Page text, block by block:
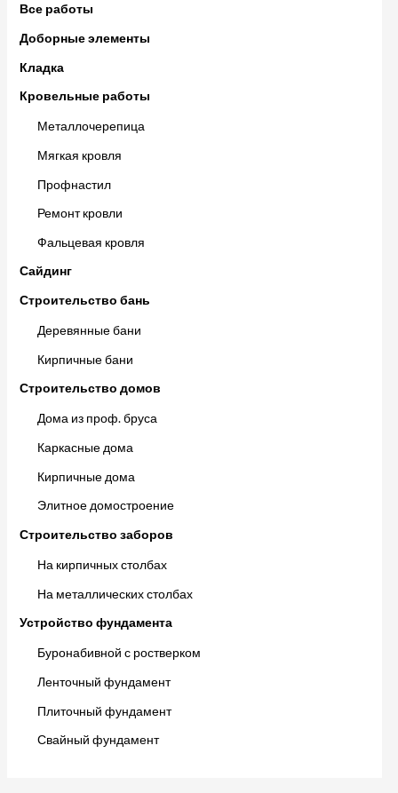
Все работы
Доборные элементы
Кладка
Кровельные работы
Металлочерепица
Мягкая кровля
Профнастил
Ремонт кровли
Фальцевая кровля
Сайдинг
Строительство бань
Деревянные бани
Кирпичные бани
Строительство домов
Дома из проф. бруса
Каркасные дома
Кирпичные дома
Элитное домостроение
Строительство заборов
На кирпичных столбах
На металлических столбах
Устройство фундамента
Буронабивной с ростверком
Ленточный фундамент
Плиточный фундамент
Свайный фундамент